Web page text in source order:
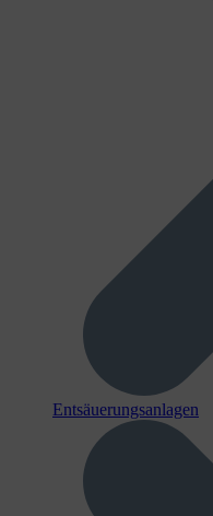
Entsäuerungsanlagen